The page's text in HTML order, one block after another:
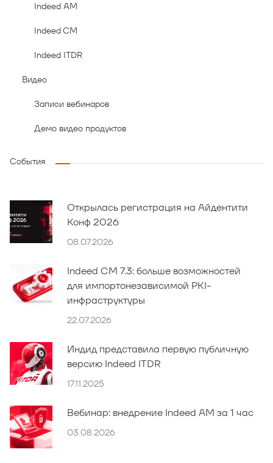
Indeed AM
Indeed CM
Indeed ITDR
Видео
Записи вебинаров
Демо видео продуктов
События
Открылась регистрация на Айдентити
Конф 2026
08.07.2026
Indeed CM 7.3: больше возможностей
для импортонезависимой PKI-
инфраструктуры
22.07.2026
Индид представила первую публичную
версию Indeed ITDR
17.11.2025
Вебинар: внедрение Indeed AM за 1 час
03.08.2026